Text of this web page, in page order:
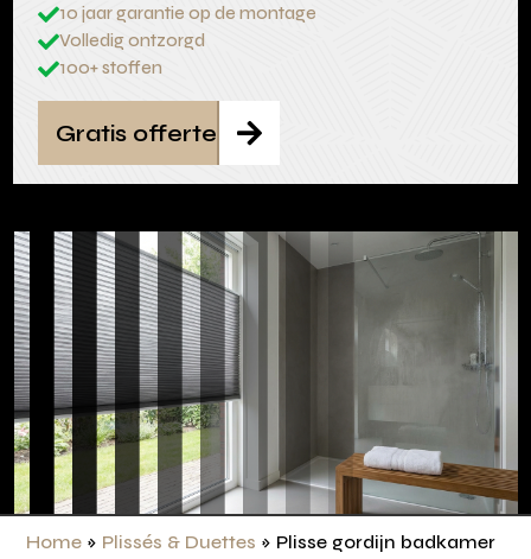
10 jaar garantie op de montage
Volledig ontzorgd
100+ stoffen

Gratis offerte
Home » Plissés & Duettes » Plisse gordijn badkamer